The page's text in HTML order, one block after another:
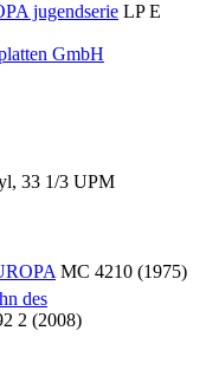
jugendserie LP E
GmbH
33 1/3 UPM
MC 4210 (1975)
des
2 (2008)